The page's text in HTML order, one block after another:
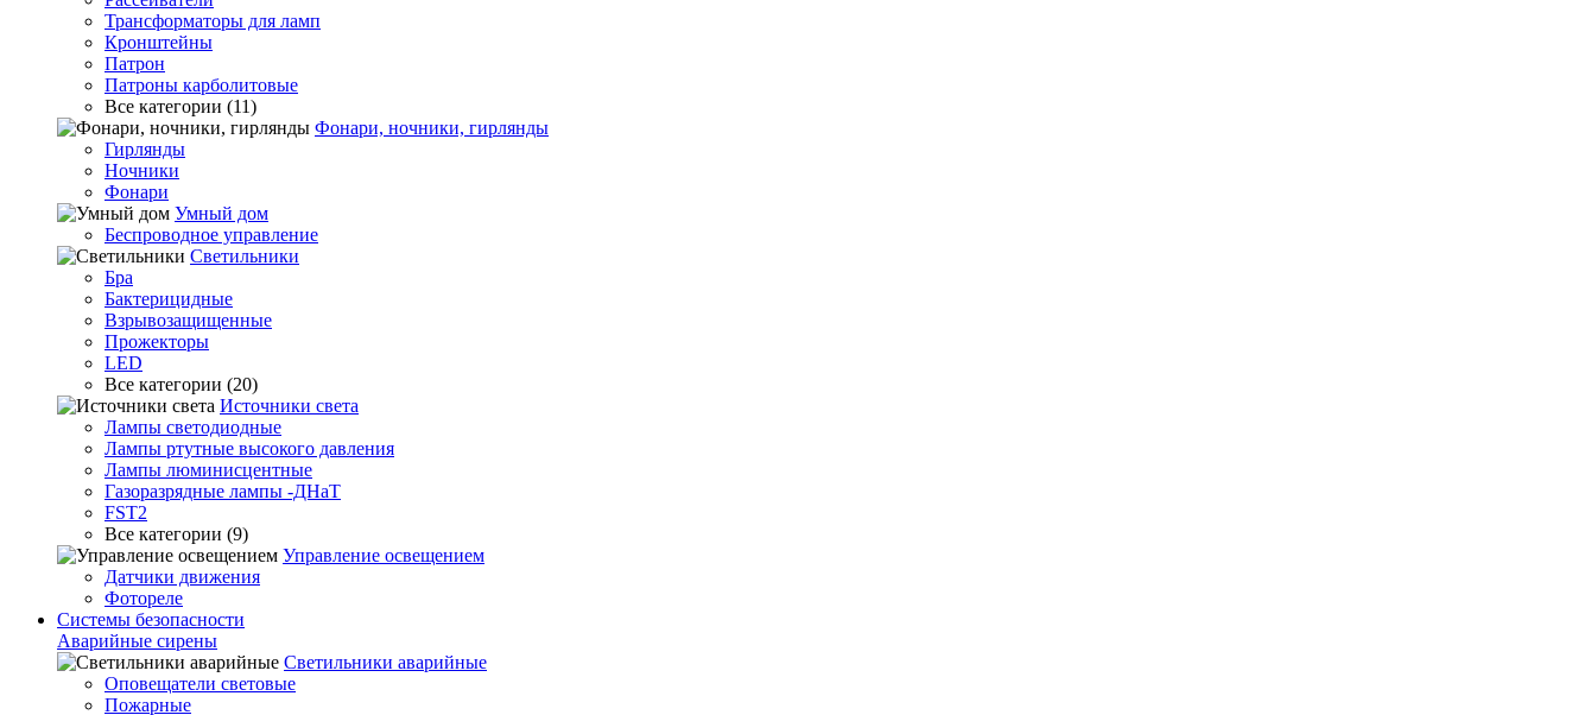
Трансформаторы для ламп
Кронштейны
Патрон
Патроны карболитовые
Все категории (11)
Фонари, ночники, гирлянды
Гирлянды
Ночники
Фонари
Умный дом
Беспроводное управление
Светильники
Бра
Бактерицидные
Взрывозащищенные
Прожекторы
LED
Все категории (20)
Источники света
Лампы светодиодные
Лампы ртутные высокого давления
Лампы люминисцентные
Газоразрядные лампы -ДНаТ
FST2
Все категории (9)
Управление освещением
Датчики движения
Фотореле
Системы безопасности
Аварийные сирены
Светильники аварийные
Оповещатели световые
Пожарные